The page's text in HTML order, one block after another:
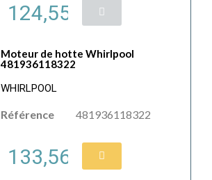
124,55 €
Moteur de hotte Whirlpool
481936118322
WHIRLPOOL
Référence 481936118322
133,56 €